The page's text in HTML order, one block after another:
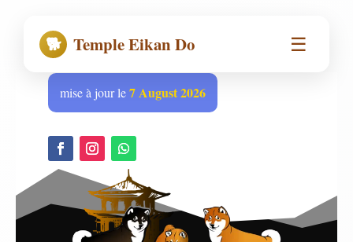
🐕 Temple Eikan Do ☰
mise à jour le7 August 2026